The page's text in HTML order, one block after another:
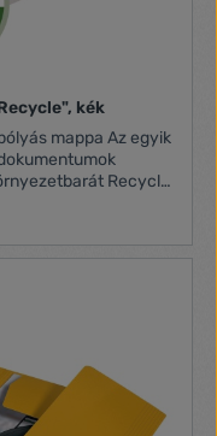
kék
mappa Az egyik
Recycle
újrahasznosított,
karton